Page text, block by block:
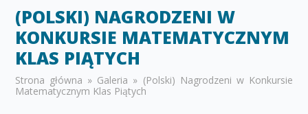
(POLSKI) NAGRODZENI W
KONKURSIE MATEMATYCZNYM
KLAS PIĄTYCH
Strona główna » Galeria » (Polski) Nagrodzeni w Konkursie
Matematycznym Klas Piątych